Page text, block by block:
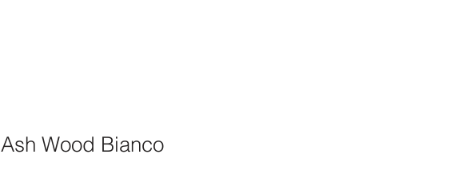
Ash Wood Bianco